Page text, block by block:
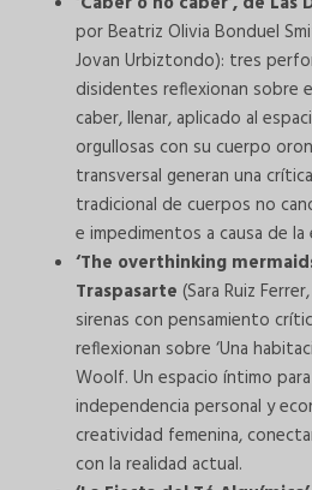
por Beatriz Olivia Bonduel
Jovan Urbiztondo): tres
disidentes reflexionan sobre
caber, llenar, aplicado al
orgullosas con su cuerpo
transversal generan una
tradicional de cuerpos no
e impedimentos a causa de
‘The overthinking
Traspasarte (Sara Ruiz
sirenas con pensamiento
reflexionan sobre ‘Una
Woolf. Un espacio íntimo
independencia personal y
creatividad femenina,
con la realidad actual.